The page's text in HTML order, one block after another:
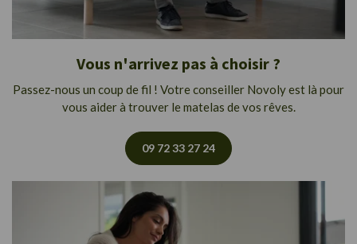
Vous n'arrivez pas à choisir ?
Passez-nous un coup de fil ! Votre conseiller Novoly est là pour
vous aider à trouver le matelas de vos rêves.
09 72 33 27 24